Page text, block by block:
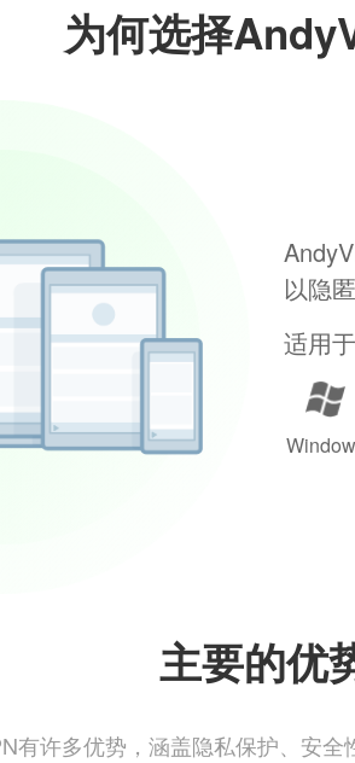
为何选择
以隐
适用于
主要的优
有许多优势，涵盖隐私保护、安